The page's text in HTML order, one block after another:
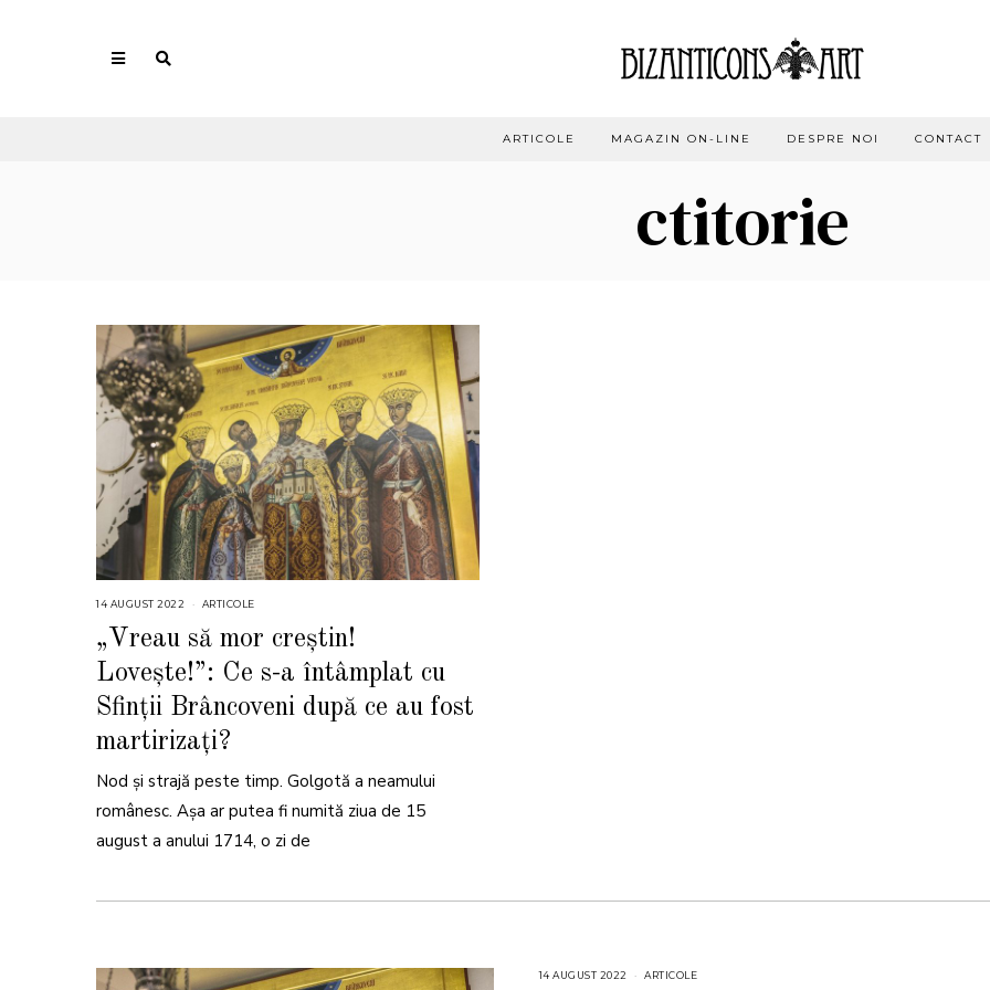
ARTICOLE MAGAZIN ON-LINE DESPRE NOI CONTACT
ctitorie
14 AUGUST 2022
U
U
S
T
2
2
2
ARTICOLE
„Vreau să mor creştin!
Loveşte!”: Ce s-a întâmplat cu
Sfinții Brâncoveni după ce au fost
martirizați?
Nod și strajă peste timp. Golgotă a neamului
românesc. Așa ar putea fi numită ziua de 15
august a anului 1714, o zi de
14 AUGUST 2022 ARTICOLE